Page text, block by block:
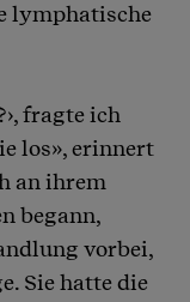
lymphatische
fragte ich
los», erinnert
an ihrem
begann,
vorbei,
Sie hatte die